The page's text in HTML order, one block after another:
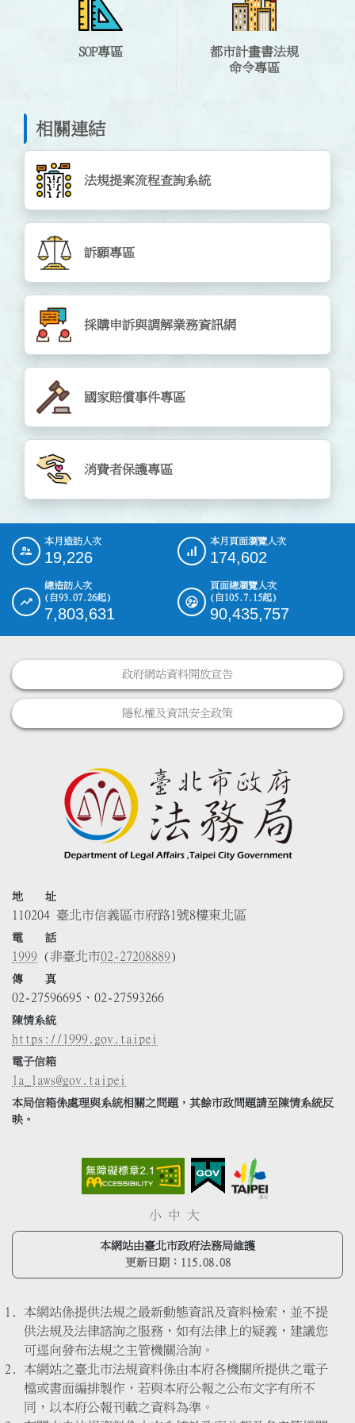
SOP專區
都市計畫書法規
命令專區
相關連結
法規提案流程查詢系統
訴願專區
採購申訴與調解業務資訊網
國家賠償事件專區
消費者保護專區
:::
本月造訪人次
19,226
本月頁面瀏覽人次
174,602
總造訪人次
(自93.07.26起)
7,803,631
頁面總瀏覽人次
(自105.7.15起)
90,435,757
政府網站資料開放宣告
隱私權及資訊安全政策
地 址
110204 臺北市信義區市府路1號8樓東北區
電 話
1999 (非臺北市02-27208889)
傳 真
02-27596695、02-27593266
陳情系統
https://1999.gov.taipei
電子信箱
la_laws@gov.taipei
本局信箱係處理與系統相關之問題，其餘市政問題請至陳情系統反
映。
小 中 大
本網站由臺北市政府法務局維護
更新日期： 115.08.08
本網站係提供法規之最新動態資訊及資料檢索，並不提
供法規及法律諮詢之服務，如有法律上的疑義，建議您
可逕向發布法規之主管機關洽詢。
本網站之臺北市法規資料係由本府各機關所提供之電子
檔或書面編排製作，若與本府公報之公布文字有所不
同，以本府公報刊載之資料為準。